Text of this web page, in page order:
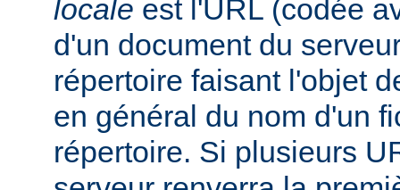
locale est l'URL (codée
d'un document du
répertoire faisant l'objet
en général du nom d'un
répertoire. Si plusieurs